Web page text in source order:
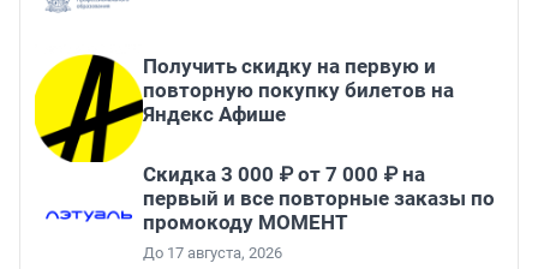
Получить скидку на первую и
повторную покупку билетов на
Яндекс Афише
Скидка 3 000 ₽ от 7 000 ₽ на
первый и все повторные заказы по
промокоду МОМЕНТ
До 17 августа, 2026